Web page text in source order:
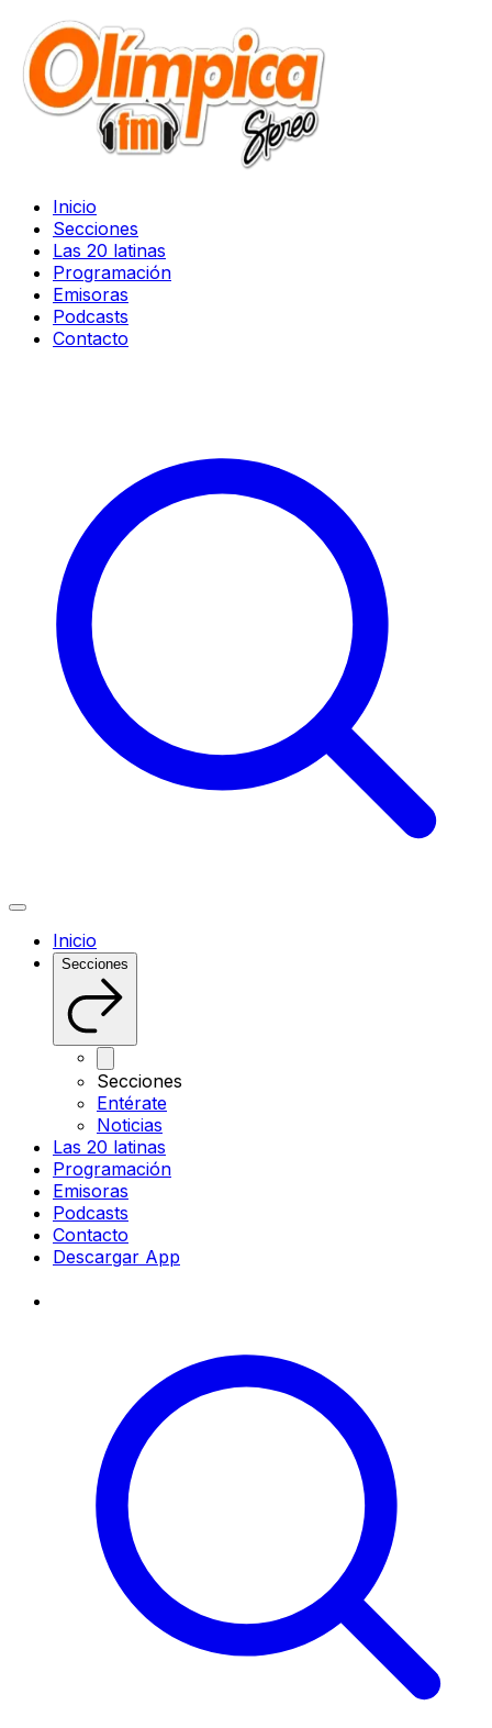
Inicio
Secciones
Las 20 latinas
Programación
Emisoras
Podcasts
Contacto
Inicio
Secciones
Secciones
Entérate
Noticias
Las 20 latinas
Programación
Emisoras
Podcasts
Contacto
Descargar App